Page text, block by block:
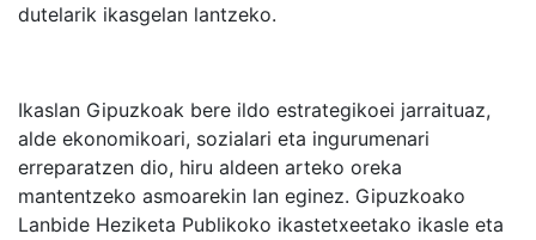
dutelarik ikasgelan lantzeko.
Ikaslan Gipuzkoak bere ildo estrategikoei jarraituaz,
alde ekonomikoari, sozialari eta ingurumenari
erreparatzen dio, hiru aldeen arteko oreka
mantentzeko asmoarekin lan eginez. Gipuzkoako
Lanbide Heziketa Publikoko ikastetxeetako ikasle eta